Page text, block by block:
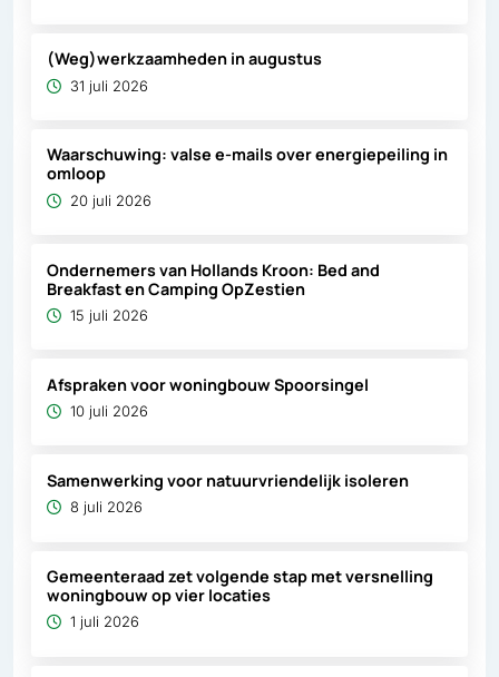
(Weg)werkzaamheden in augustus
31 juli 2026
Waarschuwing: valse e-mails over energiepeiling in
omloop
20 juli 2026
Ondernemers van Hollands Kroon: Bed and
Breakfast en Camping OpZestien
15 juli 2026
Afspraken voor woningbouw Spoorsingel
10 juli 2026
Samenwerking voor natuurvriendelijk isoleren
8 juli 2026
Gemeenteraad zet volgende stap met versnelling
woningbouw op vier locaties
1 juli 2026